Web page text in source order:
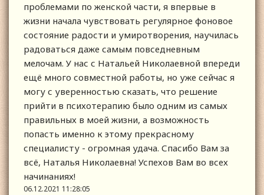
проблемами по женской части, я впервые в
жизни начала чувствовать регулярное фоновое
состояние радости и умиротворения, научилась
радоваться даже самым повседневным
мелочам. У нас с Натальей Николаевной впереди
ещё много совместной работы, но уже сейчас я
могу с уверенностью сказать, что решение
прийти в психотерапию было одним из самых
правильных в моей жизни, а возможность
попасть именно к этому прекрасному
специалисту - огромная удача. Спасибо Вам за
всё, Наталья Николаевна! Успехов Вам во всех
начинаниях!
06.12.2021 11:28:05